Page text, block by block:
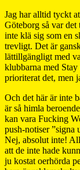
Jag har alltid tyckt
Göteborg så var det
inte klä sig som en
trevligt. Det är
lättillgängligt med
klubbarna med
prioriterat det, men
Och det här är inte
är så himla
kan vara Fucking
push-notiser ”signa
Nej, absolut inte!
att de inte hade
ju kostat oerhörda